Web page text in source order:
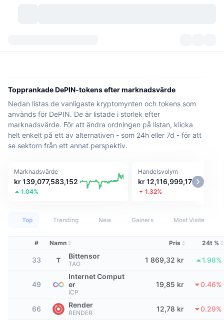
Kategorier
Historiska ögonblicksbilder
Avkastning
Trendande
Kommande
Nyligen tillagd
Marknadsöversikt
Spotmarknad
Bitcoins kassor
Indikatorer
Index över rädsla & girighet.
Index för altcoin-säsong
Signaler New
Trendar
Vinnare
Topphandlare
Börser
Centraliserade börser
Derivat
Derivat
Community
Ämnen
API
Resurser
Produkter
Nyhetsbrev
CMC Launch
CMC Labs
Topprankade DePIN-tokens efter marknadsvärde
Nedan listas de vanligaste kryptomynten och tokens som
används för DePIN. De är listade i storlek efter
marknadsvärde. För att ändra ordningen på listan, klicka
helt enkelt på ett av alternativen - som 24h eller 7d - för att
se sektorn från ett annat perspektiv.
Marknadsvärde
kr 139,077,583,152
1.04%
Handelsvolym
kr 12,116,999,179
1.32%
Top Trending New Gainers Most Visited
# Namn Pris 24t %
33 Bittensor
TAO 1 869,32 kr 1.98%
49
Internet Comput
er
ICP
19,85 kr 0.46%
66 Render
RENDER 12,78 kr 0.29%